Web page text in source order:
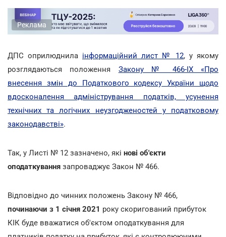
Реклама
ДПС оприлюднила інформаційний лист № 12, у якому
розглядаються положення Закону № 466-IX «Про
внесення змін до Податкового кодексу України щодо
вдосконалення адміністрування податків, усунення
технічних та логічних неузгодженостей у податковому
законодавстві».
Так, у Листі № 12 зазначено, які нові об'єкти
оподаткування запроваджує Закон № 466.
Відповідно до чинних положень Закону № 466,
починаючи з 1 січня 2021 року скоригований прибуток
КІК буде вважатися об'єктом оподаткування для